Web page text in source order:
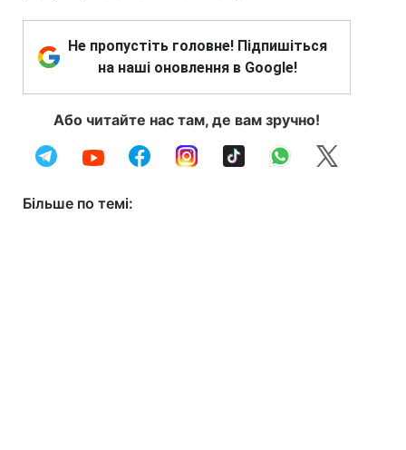
Не пропустіть головне! Підпишіться
на наші оновлення в Google!
Або читайте нас там, де вам зручно!
Більше по темі: